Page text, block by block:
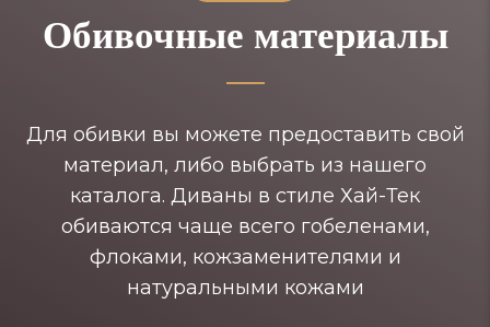
Обивочные материалы
Для обивки вы можете предоставить свой
материал, либо выбрать из нашего
каталога. Диваны в стиле Хай-Тек
обиваются чаще всего гобеленами,
флоками, кожзаменителями и
натуральными кожами